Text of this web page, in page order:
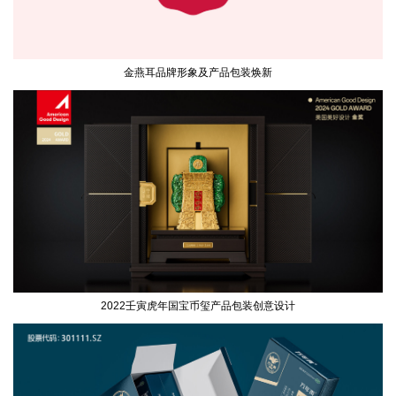
金燕耳品牌形象及产品包装焕新
2022壬寅虎年国宝币玺产品包装创意设计